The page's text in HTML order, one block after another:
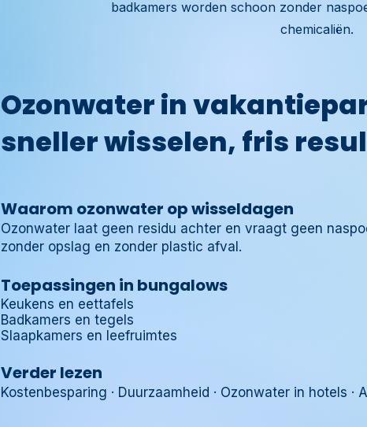
badkamers worden schoon zonder
chemicaliën.
Ozonwater in
sneller wisselen, fris
Waarom ozonwater op wisseldagen
Ozonwater laat geen residu achter en vraagt geen
zonder opslag en zonder plastic afval.
Toepassingen in bungalows
Keukens en eettafels
Badkamers en tegels
Slaapkamers en leefruimtes
Verder lezen
Kostenbesparing · Duurzaamheid · Ozonwater in hotels ·